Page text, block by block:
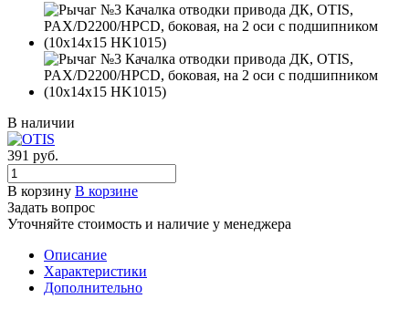
В наличии
391 руб.
В корзину В корзине
Задать вопрос
Уточняйте стоимость и наличие у менеджера
Описание
Характеристики
Дополнительно